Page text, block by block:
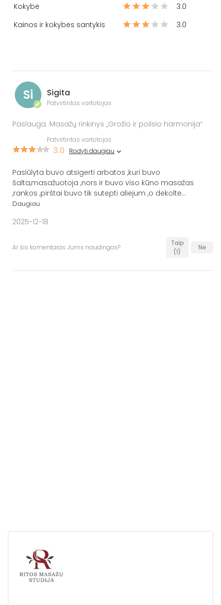
Kokybė
3.0
Kainos ir kokybės santykis
3.0
Si
✔
Sigita
Patvirtintas vartotojas
Paslauga: Masažų rinkinys „Grožio ir poilsio harmonija“
Patvirtintas vartotojas
3.0 Rodyti daugiau
Pasiūlyta buvo atsigerti arbatos ,kuri buvo
šalta,masažuotoja ,nors ir buvo viso kūno masažas
,rankos ,pirštai buvo tik sutepti aliejum ,o dekolte...
Daugiau
2025-12-18
Ar šis komentaras Jums naudingas?
Taip
(1)
Ne